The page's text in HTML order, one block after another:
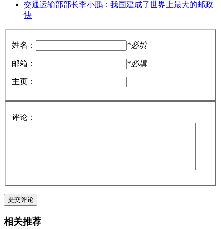
交通运输部部长李小鹏：我国建成了世界上最大的邮政
快
姓名： *必填
邮箱： *必填
主页：
评论：
相关推荐